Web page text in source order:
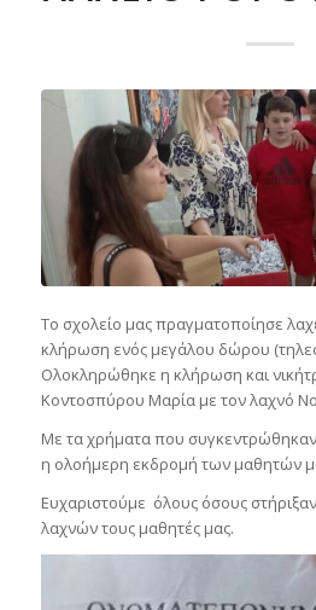
Το σχολείο μας πραγματοποίησε
κλήρωση ενός μεγάλου δώρου
Ολοκληρώθηκε η κλήρωση και
Κοντοσπύρου Μαρία με τον λαχνό
Με τα χρήματα που συγκεντρώθηκαν
η ολοήμερη εκδρομή των μαθητών
Ευχαριστούμε όλους όσους
λαχνών τους μαθητές μας.